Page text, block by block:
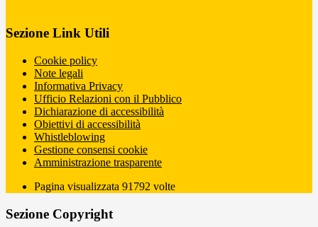
Sezione Link Utili
Cookie policy
Note legali
Informativa Privacy
Ufficio Relazioni con il Pubblico
Dichiarazione di accessibilità
Obiettivi di accessibilità
Whistleblowing
Gestione consensi cookie
Amministrazione trasparente
Pagina visualizzata 91792 volte
Sezione Copyright